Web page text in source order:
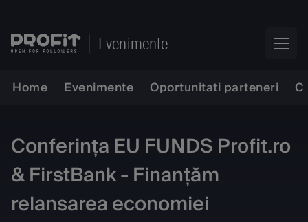
Evenimente
Home Evenimente Oportunitati parteneri
Conferința EU FUNDS Profit.ro
& FirstBank - Finanțăm
relansarea economiei